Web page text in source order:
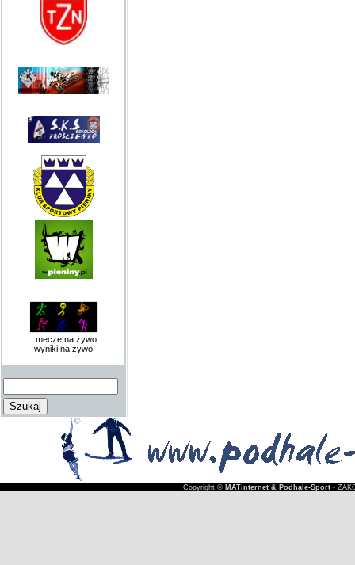
mecze na żywo
wyniki na żywo
Copyright © MATinternet & Podhale-Sport-